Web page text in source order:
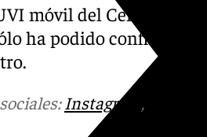
móvil del Centro de
ha podido confirmar
Instagram ,